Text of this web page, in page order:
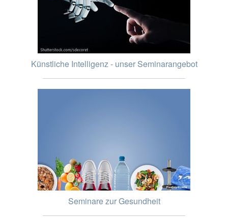
Künstliche Intelligenz - unser Seminarangebot
Seminare zur Gesundheit